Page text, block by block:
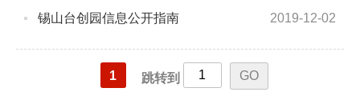
2019-12-02
锡山台创园信息公开指南
1 跳转到